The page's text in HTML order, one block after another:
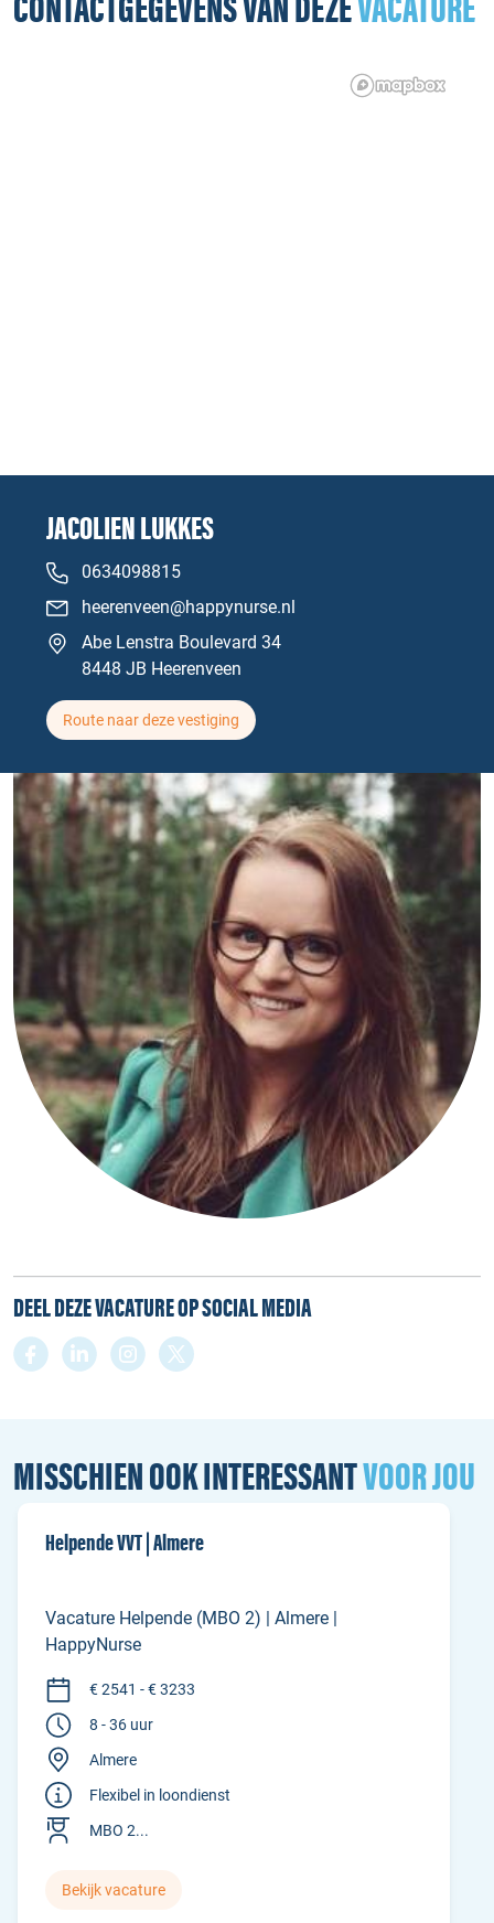
CONTACTGEGEVENS VAN DEZEVACATURE
JACOLIEN LUKKES
0634098815
heerenveen@happynurse.nl
Abe Lenstra Boulevard 34
8448 JB Heerenveen
Route naar deze vestiging
DEEL DEZE VACATURE OP SOCIAL MEDIA
MISSCHIEN OOK INTERESSANTVOOR JOU
Helpende VVT | Almere
Vacature Helpende (MBO 2) | Almere |
HappyNurse
€ 2541 - € 3233
8 - 36 uur
Almere
Flexibel in loondienst
MBO 2...
Bekijk vacature